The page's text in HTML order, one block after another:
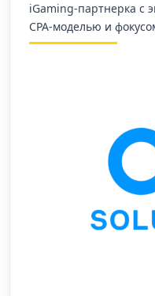
iGaming-партнерка с
CPA-моделью и